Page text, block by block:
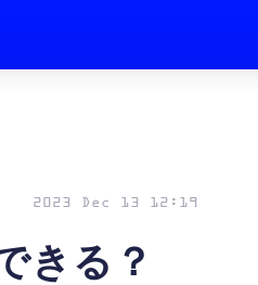
きる？
2023 Dec 13 12:19